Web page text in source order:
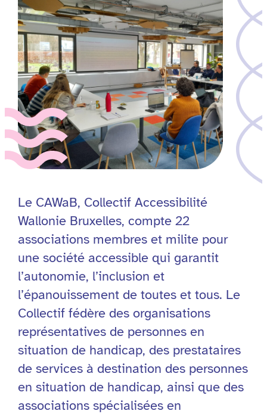
Le CAWaB, Collectif Accessibilité
Wallonie Bruxelles, compte 22
associations membres et milite pour
une société accessible qui garantit
l’autonomie, l’inclusion et
l’épanouissement de toutes et tous. Le
Collectif fédère des organisations
représentatives de personnes en
situation de handicap, des prestataires
de services à destination des personnes
en situation de handicap, ainsi que des
associations spécialisées en